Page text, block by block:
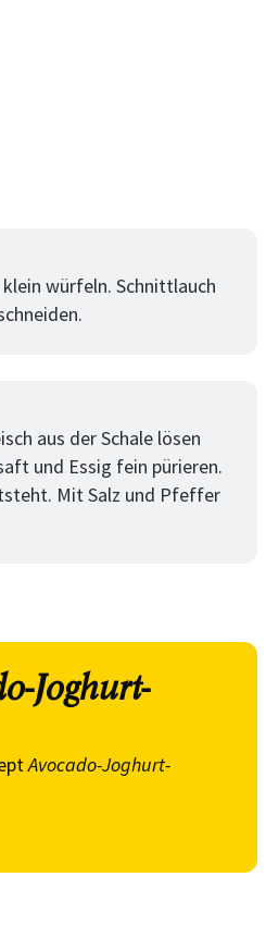
würfeln. Schnittlauch
aus der Schale lösen
und Essig fein pürieren.
Mit Salz und Pfeffer
Joghurt-
Avocado-Joghurt-